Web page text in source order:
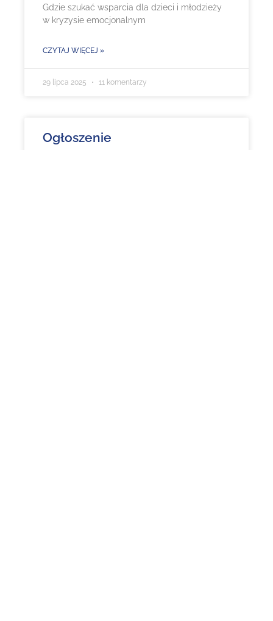
Gdzie szukać wsparcia dla dzieci i młodzieży
w kryzysie emocjonalnym
CZYTAJ WIĘCEJ »
29 lipca 2025 11 komentarzy
Ogłoszenie